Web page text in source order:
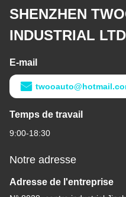
SHENZHEN
INDUSTRIAL LTD
E-mail
Temps de travail
9:00-18:30
Notre adresse
Adresse de l'entreprise